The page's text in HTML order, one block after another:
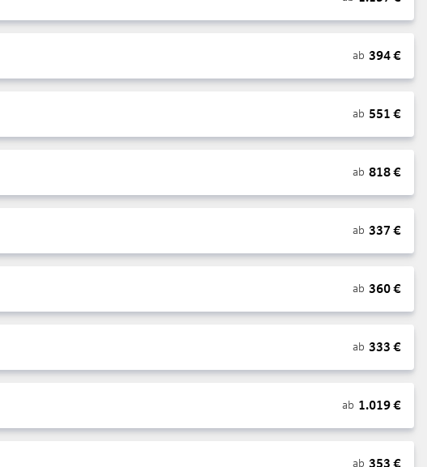
ab 394€
ab 551 €
ab 818€
ab 337 €
ab 360€
ab 333 €
ab 1.019€
ab 353 €